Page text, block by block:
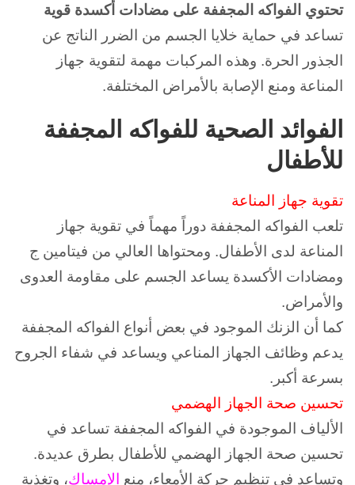
تحتوي الفواكه المجففة على مضادات أكسدة قوية
تساعد في حماية خلايا الجسم من الضرر الناتج عن
الجذور الحرة. وهذه المركبات مهمة لتقوية جهاز
المناعة ومنع الإصابة بالأمراض المختلفة.
الفوائد الصحية للفواكه المجففة
للأطفال
تقوية جهاز المناعة
تلعب الفواكه المجففة دوراً مهماً في تقوية جهاز
المناعة لدى الأطفال. ومحتواها العالي من فيتامين ج
ومضادات الأكسدة يساعد الجسم على مقاومة العدوى
والأمراض.
كما أن الزنك الموجود في بعض أنواع الفواكه المجففة
يدعم وظائف الجهاز المناعي ويساعد في شفاء الجروح
بسرعة أكبر.
تحسين صحة الجهاز الهضمي
الألياف الموجودة في الفواكه المجففة تساعد في
تحسين صحة الجهاز الهضمي للأطفال بطرق عديدة.
وتساعد في تنظيم حركة الأمعاء، منع الإمساك، وتغذية